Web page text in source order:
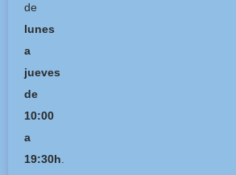
de
lunes
a
jueves
de
10:00
a
19:30h